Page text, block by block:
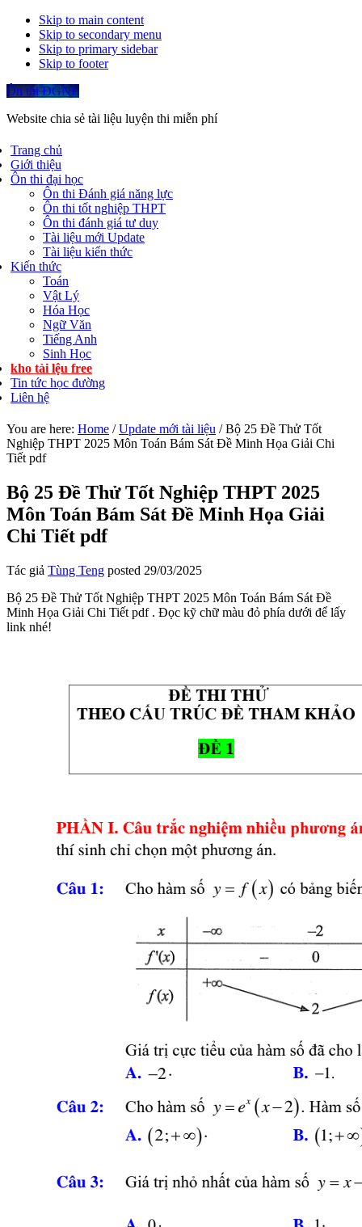
Skip to main content
Skip to secondary menu
Skip to primary sidebar
Skip to footer
Ôn thi ĐGNL
Website chia sẻ tài liệu luyện thi miễn phí
Trang chủ
Giới thiệu
Ôn thi đại học
Ôn thi Đánh giá năng lực
Ôn thi tốt nghiệp THPT
Ôn thi đánh giá tư duy
Tài liệu mới Update
Tài liệu kiến thức
Kiến thức
Toán
Vật Lý
Hóa Học
Ngữ Văn
Tiếng Anh
Sinh Học
kho tài lệu free
Tin tức học đường
Liên hệ
You are here: Home / Update mới tài liệu /Bộ 25 Đề Thử Tốt
Nghiệp THPT 2025 Môn Toán Bám Sát Đề Minh Họa Giải Chi
Tiết pdf
Bộ 25 Đề Thử Tốt Nghiệp THPT 2025
Môn Toán Bám Sát Đề Minh Họa Giải
Chi Tiết pdf
Tác giả Tùng Teng posted 29/03/2025
Bộ 25 Đề Thử Tốt Nghiệp THPT 2025 Môn Toán Bám Sát Đề
Minh Họa Giải Chi Tiết pdf . Đọc kỹ chữ màu đỏ phía dưới để lấy
link nhé!